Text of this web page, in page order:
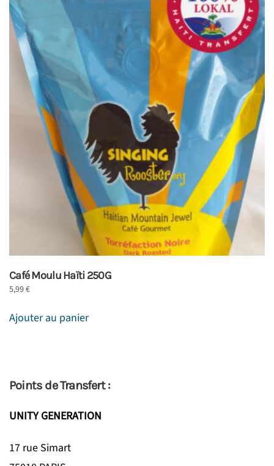
Café Moulu Haïti 250G
5,99€
Ajouter au panier
Points de Transfert :
UNITY GENERATION
17 rue Simart